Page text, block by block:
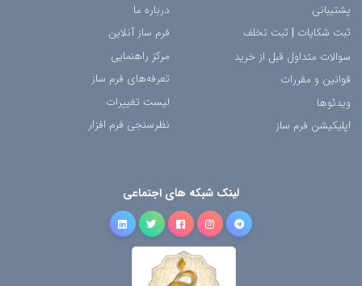
پشتیبانی
ثبت شکایات | ثبت تخلف
سوالات متداول قبل از خرید
قوانین و مقررات
ویدئوها
اپلیکیشن فرم ساز
درباره ما
فرم ساز آنلاین
مرکز راهنمایی
تعرفه‌های فرم ساز
لیست تغییرات
نظرسنجی فرم افزار
لینک شبکه های اجتماعی